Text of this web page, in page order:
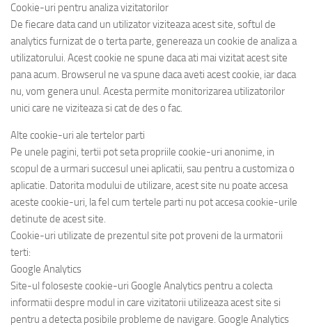
Cookie-uri pentru analiza vizitatorilor
De fiecare data cand un utilizator viziteaza acest site, softul de
analytics furnizat de o terta parte, genereaza un cookie de analiza a
utilizatorului. Acest cookie ne spune daca ati mai vizitat acest site
pana acum. Browserul ne va spune daca aveti acest cookie, iar daca
nu, vom genera unul. Acesta permite monitorizarea utilizatorilor
unici care ne viziteaza si cat de des o fac.
Alte cookie-uri ale tertelor parti
Pe unele pagini, tertii pot seta propriile cookie-uri anonime, in
scopul de a urmari succesul unei aplicatii, sau pentru a customiza o
aplicatie. Datorita modului de utilizare, acest site nu poate accesa
aceste cookie-uri, la fel cum tertele parti nu pot accesa cookie-urile
detinute de acest site.
Cookie-uri utilizate de prezentul site pot proveni de la urmatorii
terti:
Google Analytics
Site-ul foloseste cookie-uri Google Analytics pentru a colecta
informatii despre modul in care vizitatorii utilizeaza acest site si
pentru a detecta posibile probleme de navigare. Google Analytics